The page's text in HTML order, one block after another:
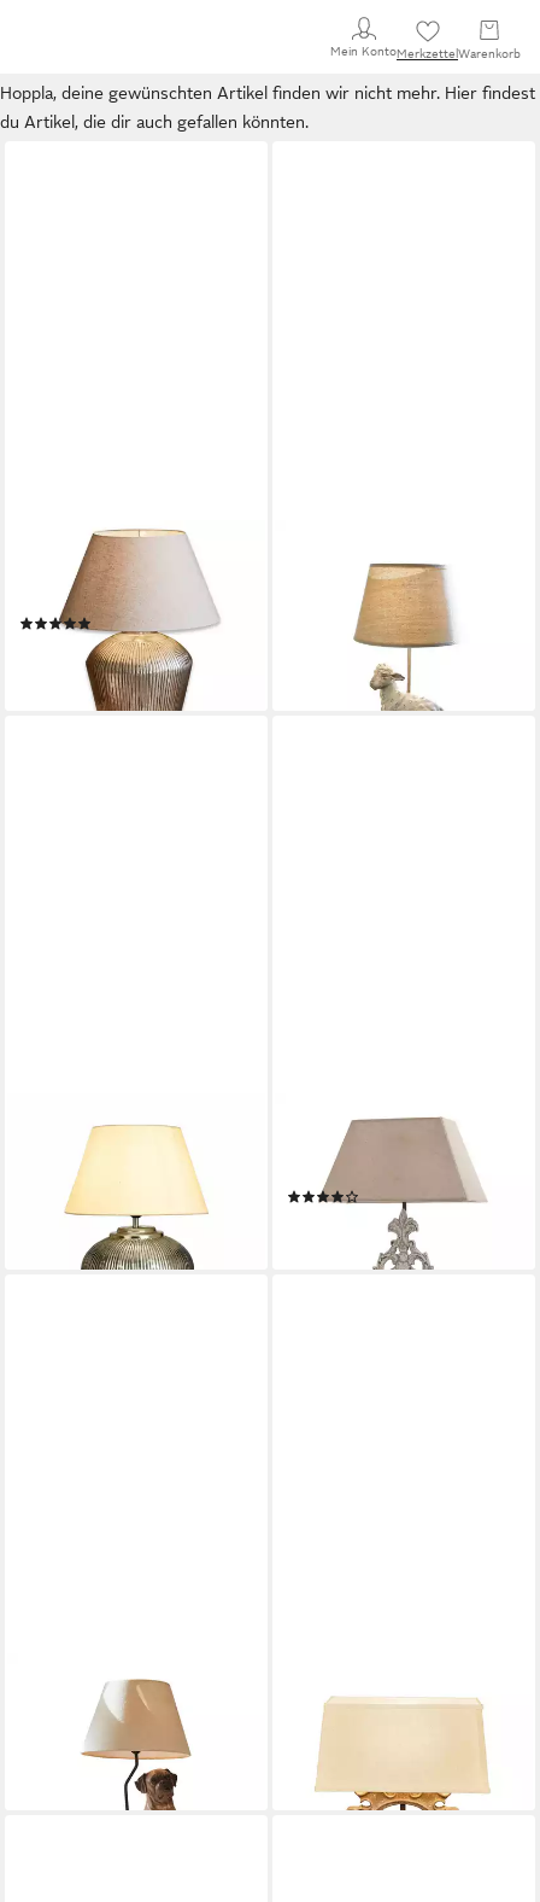
Mein KontoMerkzettel Warenkorb
Hoppla, deine gewünschten Artikel finden wir nicht mehr. Hier findest
du Artikel, die dir auch gefallen könnten.
MIRABEAU
Tischleuchte Tischlampe
Caulières creme/antiksilber
228,00 €
lieferbar - in 4-5 Werktagen bei dir
Tischleuchte Tischlampe
Séverac grau/creme
UVP 94,95 €
lieferbar - in 4-5 Werktagen bei dir
Tischleuchte Tischlampe
Rosélune antiksilber/creme
158,00 €
lieferbar - in 4-5 Werktagen bei dir
MIRABEAU
Tischleuchte Tischlampe
Poème leinen/antikweiß
(2)
lieferbar - in 4-5 Werktagen bei dir
Tischleuchte Tischlampe
Amélura creme
178,00 €
lieferbar - in 4-5 Werktagen bei dir
Tischleuchte Tischlampe
Portenza antikbraun/creme
248,00 €
lieferbar - in 4-5 Werktagen bei dir